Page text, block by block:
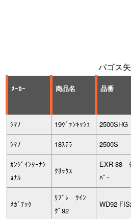
パゴス
ﾒｰｶｰ 商品名 品番
ｼﾏﾉ 19ｳﾞｧﾝｷｯｼｭ 2500SHG
ｼﾏﾉ 18ｽﾃﾗ 2500S
ｶﾝｼﾞｲﾝﾀｰﾅｼ
ｮﾅﾙ
ｸﾘｯｸｽ
EXR-88
ﾊﾞｰ
ﾒｶﾞﾃｯｸ
ﾘﾌﾞﾚ ｳｲﾝ
ｸﾞ92
WD92-